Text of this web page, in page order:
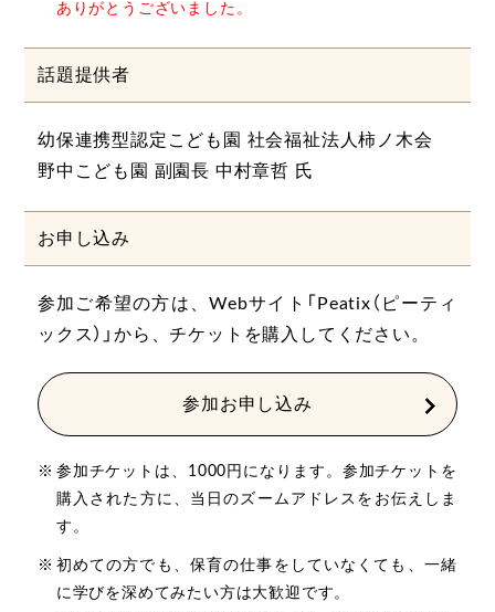
ありがとうございました。
話題提供者
幼保連携型認定こども園 社会福祉法人柿ノ木会
野中こども園 副園長 中村章哲 氏
お申し込み
参加ご希望の方は、Webサイト「Peatix（ピーティ
ックス）」から、チケットを購入してください。
参加お申し込み
参加チケットは、1000円になります。参加チケットを
購入された方に、当日のズームアドレスをお伝えしま
す。
初めての方でも、保育の仕事をしていなくても、一緒
に学びを深めてみたい方は大歓迎です。